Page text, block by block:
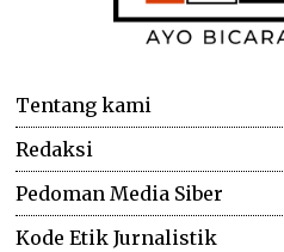
Tentang kami
Redaksi
Pedoman Media Siber
Kode Etik Jurnalistik